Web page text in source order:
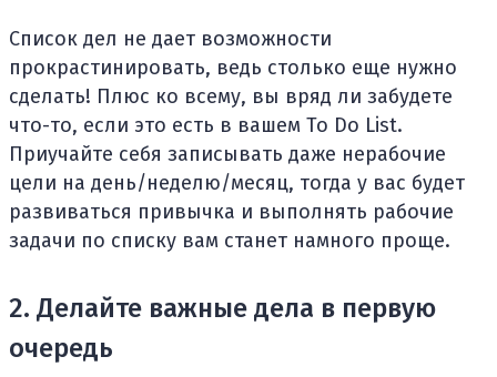
Список дел не дает возможности
прокрастинировать, ведь столько еще нужно
сделать! Плюс ко всему, вы вряд ли забудете
что-то, если это есть в вашем To Do List.
Приучайте себя записывать даже нерабочие
цели на день/неделю/месяц, тогда у вас будет
развиваться привычка и выполнять рабочие
задачи по списку вам станет намного проще.
2. Делайте важные дела в первую
очередь